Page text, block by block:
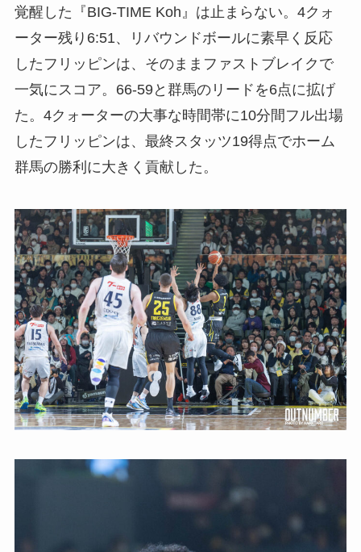
覚醒した『BIG-TIME Koh』は止まらない。4クォ
ーター残り6:51、リバウンドボールに素早く反応
したフリッピンは、そのままファストブレイクで
一気にスコア。66-59と群馬のリードを6点に拡げ
た。4クォーターの大事な時間帯に10分間フル出場
したフリッピンは、最終スタッツ19得点でホーム
群馬の勝利に大きく貢献した。